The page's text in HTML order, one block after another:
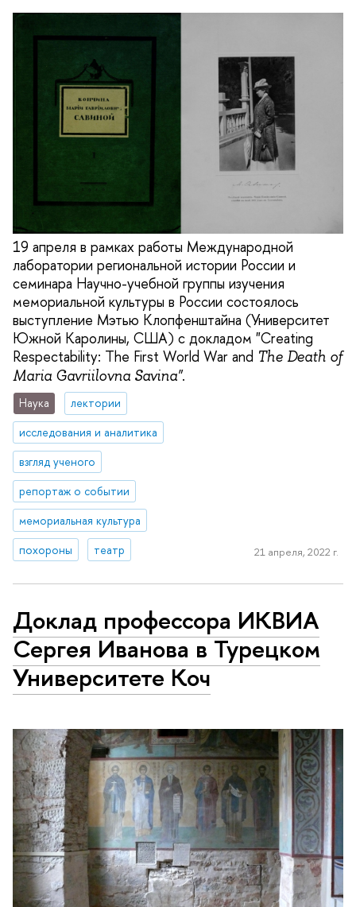
19 апреля в рамках работы Международной
лаборатории региональной истории России и
семинара Научно-учебной группы изучения
мемориальной культуры в России состоялось
выступление Мэтью Клопфенштайна (Университет
Южной Каролины, США) с докладом "Creating
Respectability: The First World War and The Death of
Maria Gavriilovna Savina".
Наука
лектории
исследования и аналитика
взгляд ученого
репортаж о событии
мемориальная культура
похороны
театр 21 апреля, 2022 г.
Доклад профессора ИКВИА
Сергея Иванова в Турецком
Университете Коч